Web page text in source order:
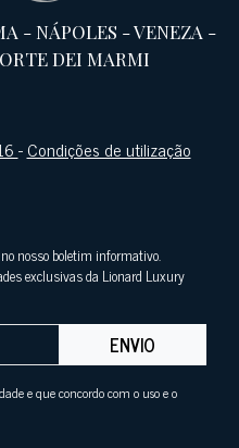
-NÁPOLES -VENEZA -
DEI MARMI
-Condições de utilização
nosso boletim informativo.
exclusivas da Lionard Luxury
ENVIO
e que concordo com o uso e o